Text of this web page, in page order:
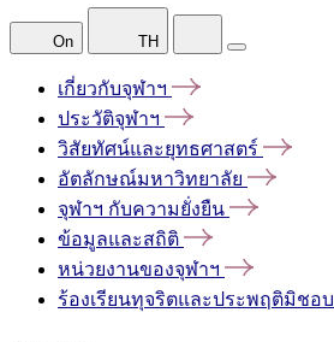
On TH
เกี่ยวกับจุฬาฯ
ประวัติจุฬาฯ
วิสัยทัศน์และยุทธศาสตร์
อัตลักษณ์มหาวิทยาลัย
จุฬาฯ กับความยั่งยืน
ข้อมูลและสถิติ
หน่วยงานของจุฬาฯ
ร้องเรียนทุจริตและประพฤติมิชอบ